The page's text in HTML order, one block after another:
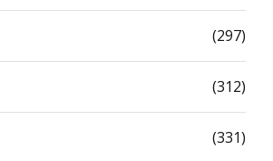
(297)
(312)
(331)